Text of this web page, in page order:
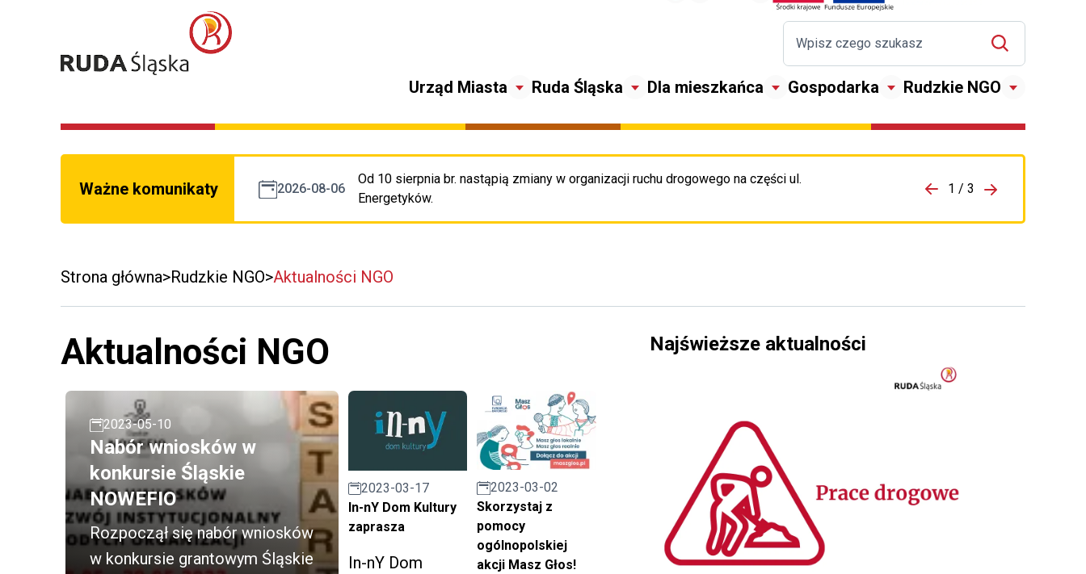
Urząd Miasta Ruda Śląska Dla mieszkańca Gospodarka Rudzkie NGO
Ważne komunikaty 2026-08-06
Od 10 sierpnia br. nastąpią zmiany w organizacji ruchu drogowego na części ul.
Energetyków.
Przejdź do porzpedniego komunikatu 1 / 3
Przejdź do
Strona główna Rudzkie NGO Aktualności NGO
Aktualności NGO
2023-05-10
Nabór wniosków w
konkursie Śląskie
NOWEFIO
Rozpoczął się nabór wniosków
w konkursie grantowym Śląskie
2023-03-17
In-nY Dom Kultury
zaprasza
In-nY Dom
2023-03-02
Skorzystaj z
pomocy
ogólnopolskiej
akcji Masz Głos!
Najświeższe aktualności